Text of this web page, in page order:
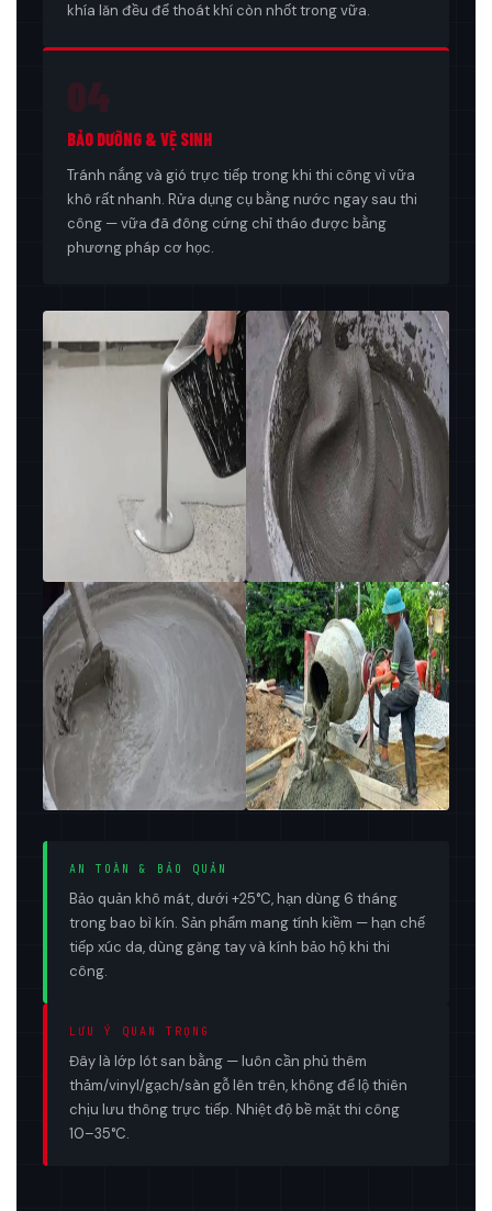
khía lăn đều để thoát khí còn nhốt trong vữa.
04
BẢO DƯỠNG & VỆ SINH
Tránh nắng và gió trực tiếp trong khi thi công vì vữa
khô rất nhanh. Rửa dụng cụ bằng nước ngay sau thi
công — vữa đã đông cứng chỉ tháo được bằng
phương pháp cơ học.
AN TOÀN & BẢO QUẢN
Bảo quản khô mát, dưới +25°C, hạn dùng 6 tháng
trong bao bì kín. Sản phẩm mang tính kiềm — hạn chế
tiếp xúc da, dùng găng tay và kính bảo hộ khi thi
công.
LƯU Ý QUAN TRỌNG
Đây là lớp lót san bằng — luôn cần phủ thêm
thảm/vinyl/gạch/sàn gỗ lên trên, không để lộ thiên
chịu lưu thông trực tiếp. Nhiệt độ bề mặt thi công
10–35°C.